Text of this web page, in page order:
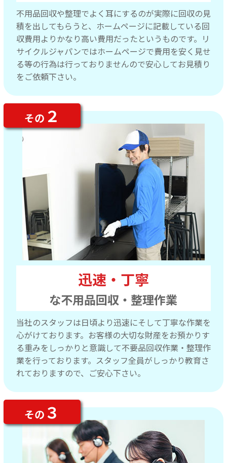
不用品回収や整理でよく耳にするのが実際に回収の見
積を出してもらうと、ホームページに記載している回
収費用よりかなり高い費用だったというものです。リ
サイクルジャパンではホームページで費用を安く見せ
る等の行為は行っておりませんので安心してお見積り
をご依頼下さい。
迅速・丁寧
な不用品回収・整理作業
当社のスタッフは日頃より迅速にそして丁寧な作業を
心がけております。お客様の大切な財産をお預かりす
る重みをしっかりと意識して不要品回収作業・整理作
業を行っております。スタッフ全員がしっかり教育さ
れておりますので、ご安心下さい。
その ２
その ３